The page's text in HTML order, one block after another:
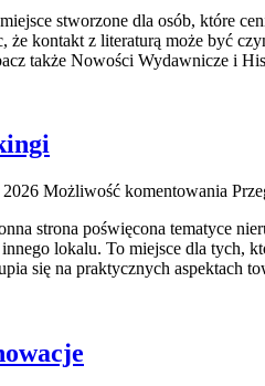
stworzone dla osób, które
że kontakt z literaturą może być
także Nowości Wydawnicze i
Możliwość komentowania
strona poświęcona tematyce
lokalu. To miejsce dla tych,
się na praktycznych aspektach